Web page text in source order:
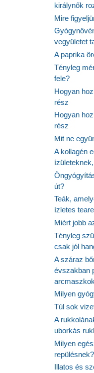
királynők
Mire
vegyületet
A paprika
Tényleg
fele?
Hogyan
rész
Hogyan
rész
Mit ne
A kollagén
út?
Teák,
ízletes
Miért jobb
Tényleg
csak jól
A száraz
évszakban
arcmaszkok
Milyen
Túl sok
A
uborkás
Milyen
repülésnek?
Illatos és